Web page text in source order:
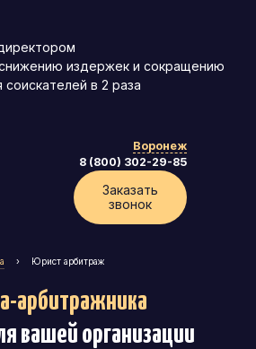
издержек и сокращению
в 2 раза
Воронеж
8 (800) 302-29-85
Заказать
звонок
› Юрист арбитраж
арбитражника
вашей организации